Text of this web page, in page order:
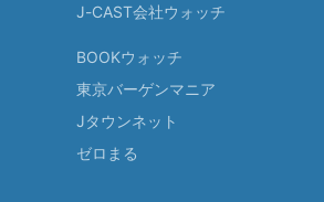
J-CAST会社ウォッチ
BOOKウォッチ
東京バーゲンマニア
Jタウンネット
ゼロまる